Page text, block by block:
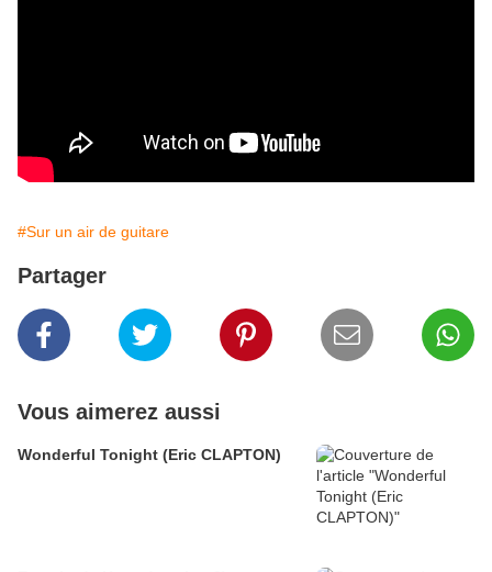
#Sur un air de guitare
Partager
Vous aimerez aussi
Wonderful Tonight (Eric CLAPTON)